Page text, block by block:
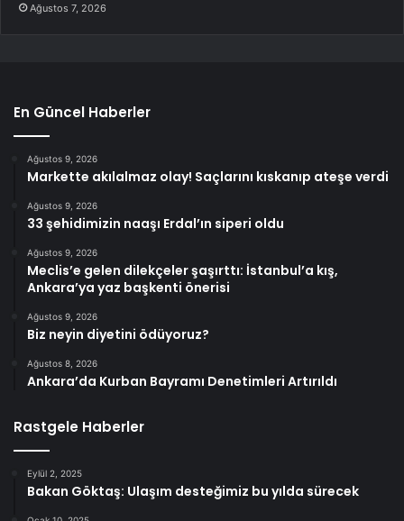
Ağustos 7, 2026
En Güncel Haberler
Ağustos 9, 2026
Markette akılalmaz olay! Saçlarını kıskanıp ateşe verdi
Ağustos 9, 2026
33 şehidimizin naaşı Erdal’ın siperi oldu
Ağustos 9, 2026
Meclis’e gelen dilekçeler şaşırttı: İstanbul’a kış,
Ankara’ya yaz başkenti önerisi
Ağustos 9, 2026
Biz neyin diyetini ödüyoruz?
Ağustos 8, 2026
Ankara’da Kurban Bayramı Denetimleri Artırıldı
Rastgele Haberler
Eylül 2, 2025
Bakan Göktaş: Ulaşım desteğimiz bu yılda sürecek